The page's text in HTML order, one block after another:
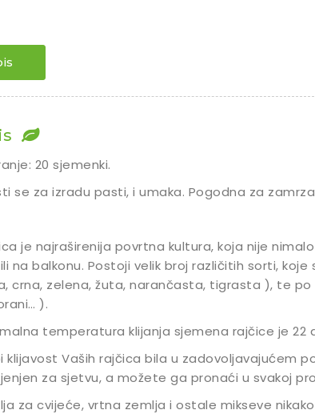
20 sjemenki.
se za izradu pasti, i umaka. Pogodna za
je najraširenija povrtna kultura, koja nije
na balkonu. Postoji velik broj različitih sorti,
crna, zelena, žuta, narančasta, tigrasta ), te po
).
temperatura klijanja sjemena rajčice je 22
klijavost Vaših rajčica bila u zadovoljavajućem
za sjetvu, a možete ga pronaći u svakoj
za cvijeće, vrtna zemlja i ostale mikseve